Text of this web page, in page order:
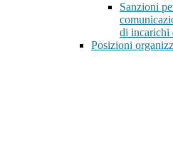
Sanzioni
di incarichi
Posizioni